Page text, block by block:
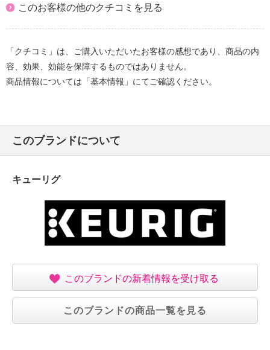
■コンタミネーション注意喚起表示：なし
このお客様の他のクチコミを見る
「クチコミ」は、ご購入いただいたお客様の感想であり、商品の内
容、効果、効能を保障するものではありません。
商品情報については「基本情報」にてご確認ください。
このブランドについて
キューリグ
このブランドの新着情報を受け取る
このブランドの商品一覧を見る